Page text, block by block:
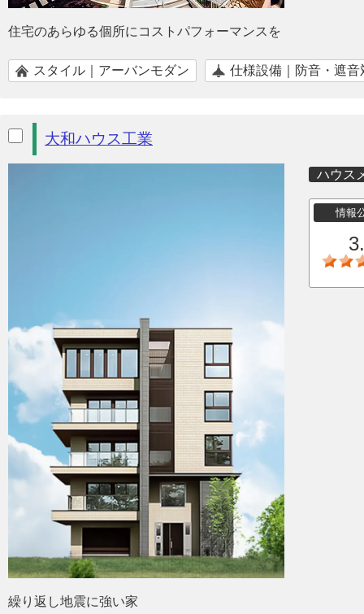
住宅のあらゆる個所にコストパフォーマンスを
スタイル｜アーバンモダン 仕様設備｜防音・遮音
大和ハウス工業
ハウス
情報
繰り返し地震に強い家